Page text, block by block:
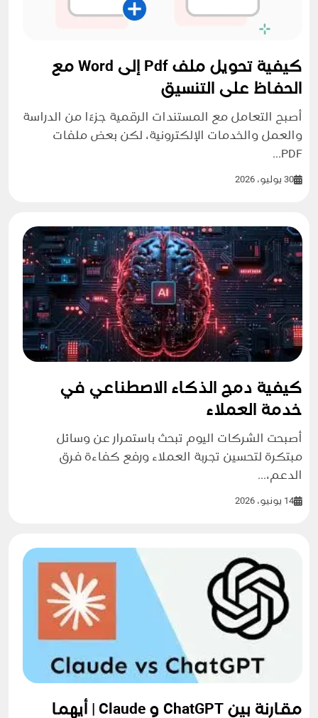
كيفية تحويل ملف Pdf إلى Word مع
الحفاظ على التنسيق
أصبح التعامل مع المستندات الرقمية جزءًا من الدراسة
والعمل والخدمات الإلكترونية، لكن بعض ملفات
PDF...
30 يوليو، 2026
كيفية دمج الذكاء الاصطناعي في
خدمة العملاء
أصبحت الشركات اليوم تبحث باستمرار عن وسائل
مبتكرة لتحسين تجربة العملاء ورفع كفاءة فرق
الدعم،...
14 يونيو، 2026
مقارنة بين ChatGPT و Claude | أيهما